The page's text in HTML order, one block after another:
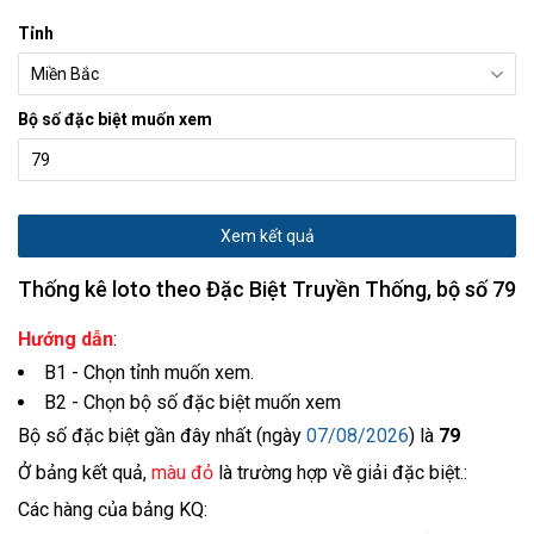
Tỉnh
Bộ số đặc biệt muốn xem
Xem kết quả
Thống kê loto theo Đặc Biệt Truyền Thống, bộ số 79
Hướng dẫn:
B1 - Chọn tỉnh muốn xem.
B2 - Chọn bộ số đặc biệt muốn xem
Bộ số đặc biệt gần đây nhất (ngày 07/08/2026) là 79
Ở bảng kết quả, màu đỏ là trường hợp về giải đặc biệt.:
Các hàng của bảng KQ: